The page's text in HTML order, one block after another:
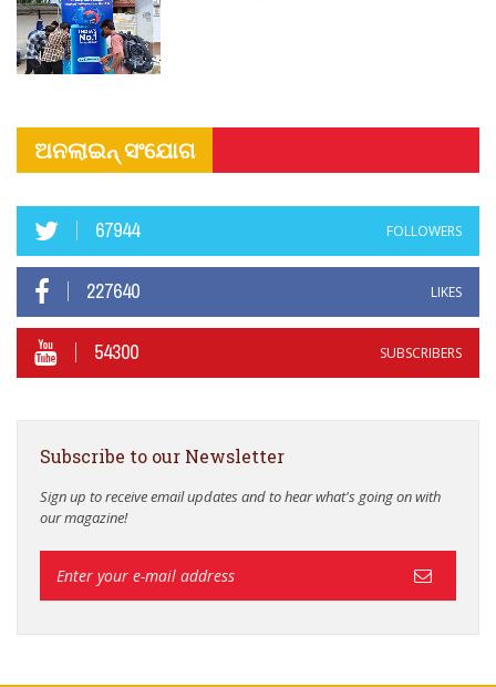
ଅନଲାଇନ୍ ସଂଯୋଗ
67944 FOLLOWERS
227640 LIKES
54300 SUBSCRIBERS
Subscribe to our Newsletter
Sign up to receive email updates and to hear what's going on with
our magazine!